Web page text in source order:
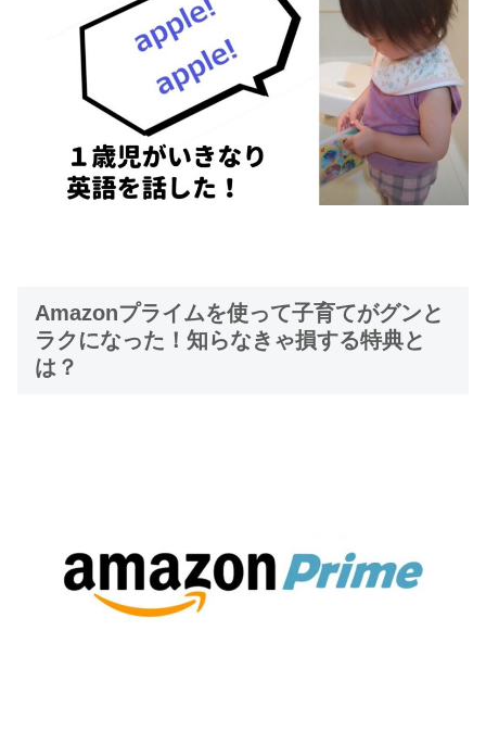
Amazonプライムを使って子育てがグンと
ラクになった！知らなきゃ損する特典と
は？